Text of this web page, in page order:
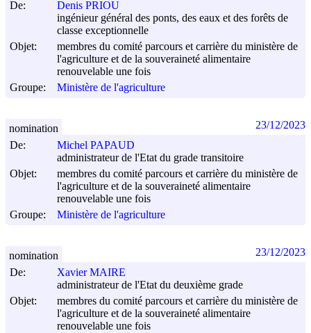
De:
Denis PRIOU
ingénieur général des ponts, des eaux et des forêts de
classe exceptionnelle
Objet:
membres du comité parcours et carrière du ministère de
l'agriculture et de la souveraineté alimentaire
renouvelable une fois
Groupe:
Ministère de l'agriculture
De:
Michel PAPAUD
administrateur de l'Etat du grade transitoire
Objet:
membres du comité parcours et carrière du ministère de
l'agriculture et de la souveraineté alimentaire
renouvelable une fois
Groupe:
Ministère de l'agriculture
nomination 23/12/2023
De:
Xavier MAIRE
administrateur de l'Etat du deuxième grade
Objet:
membres du comité parcours et carrière du ministère de
l'agriculture et de la souveraineté alimentaire
renouvelable une fois
nomination 23/12/2023